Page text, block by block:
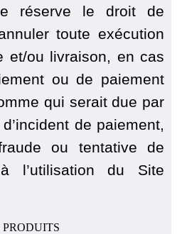
réserve le droit de
toute exécution
et/ou livraison, en cas
ou de paiement
qui serait due par
de paiement,
ou tentative de
l’utilisation du Site